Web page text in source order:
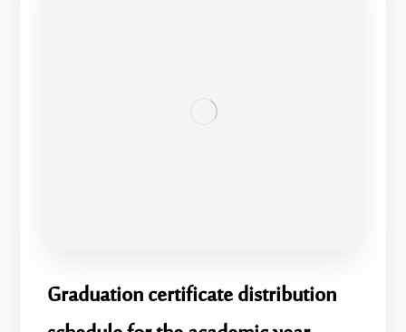
Graduation certificate distribution